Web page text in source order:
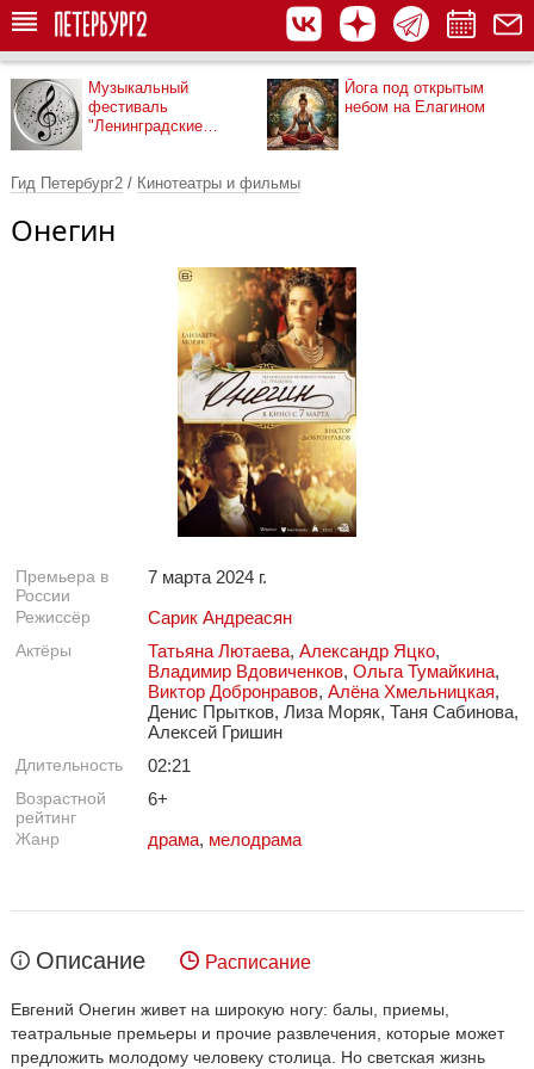
Музыкальный
фестиваль
"Ленинградские
Йога под открытым
небом на Елагином
Гид Петербург2 / Кинотеатры и фильмы
Онегин
Премьера в
России
7 марта 2024 г.
Режиссёр Сарик Андреасян
Актёры Татьяна Лютаева, Александр Яцко,
Владимир Вдовиченков, Ольга Тумайкина,
Виктор Добронравов, Алёна Хмельницкая,
Денис Прытков, Лиза Моряк, Таня Сабинова,
Алексей Гришин
Длительность 02:21
Возрастной
рейтинг
6+
Жанр драма, мелодрама
Описание Расписание
Евгений Онегин живет на широкую ногу: балы, приемы,
театральные премьеры и прочие развлечения, которые может
предложить молодому человеку столица. Но светская жизнь